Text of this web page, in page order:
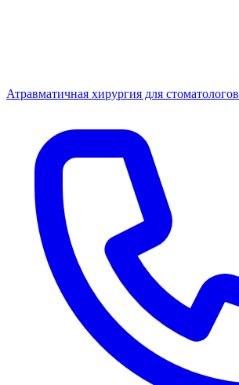
Атравматичная хирургия для стоматологов